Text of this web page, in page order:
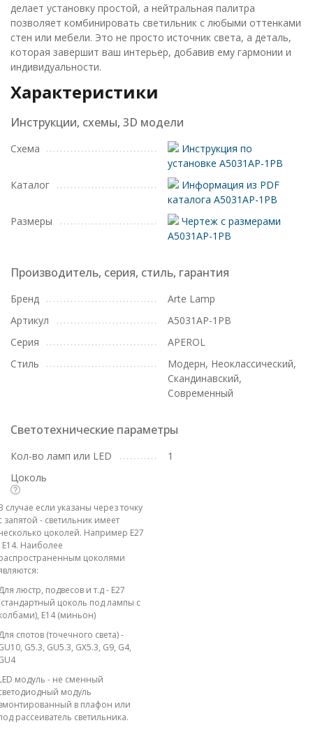
делает установку простой, а нейтральная палитра
позволяет комбинировать светильник с любыми оттенками
стен или мебели. Это не просто источник света, а деталь,
которая завершит ваш интерьер, добавив ему гармонии и
индивидуальности.
Характеристики
Инструкции, схемы, 3D модели
Схема
Инструкция по
установке A5031AP-1PB
Каталог
Информация из PDF
каталога A5031AP-1PB
Размеры
Чертеж с размерами
A5031AP-1PB
Производитель, серия, стиль, гарантия
Бренд
Arte Lamp
Артикул
A5031AP-1PB
Серия
APEROL
Стиль
Модерн, Неоклассический,
Скандинавский,
Современный
Светотехнические параметры
Кол-во ламп или LED
1
Цоколь
случае если указаны через точку
запятой - светильник имеет
цоколей. Например E27
E14. Наиболее
цоколями
люстр, подвесов и т.д - E27
цоколь под лампы с
E14 (миньон)
спотов (точечного света) -
G5.3, GU5.3, GX5.3, G9, G4,
модуль - не сменный
модуль
в плафон или
рассеиватель светильника.